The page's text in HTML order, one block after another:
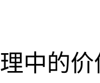
中的